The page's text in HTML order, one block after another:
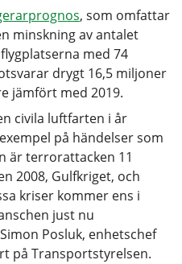
, som omfattar
minskning av antalet
med 74
drygt 16,5 miljoner
jämfört med 2019.
civila luftfarten i år
på händelser som
är terrorattacken 11
2008, Gulfkriget, och
kriser kommer ens i
just nu
Posluk, enhetschef
på Transportstyrelsen.